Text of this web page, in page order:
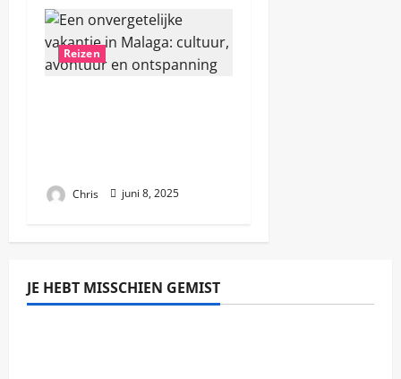
Reizen
Chris juni 8, 2025
JE HEBT MISSCHIEN GEMIST
Algemeen